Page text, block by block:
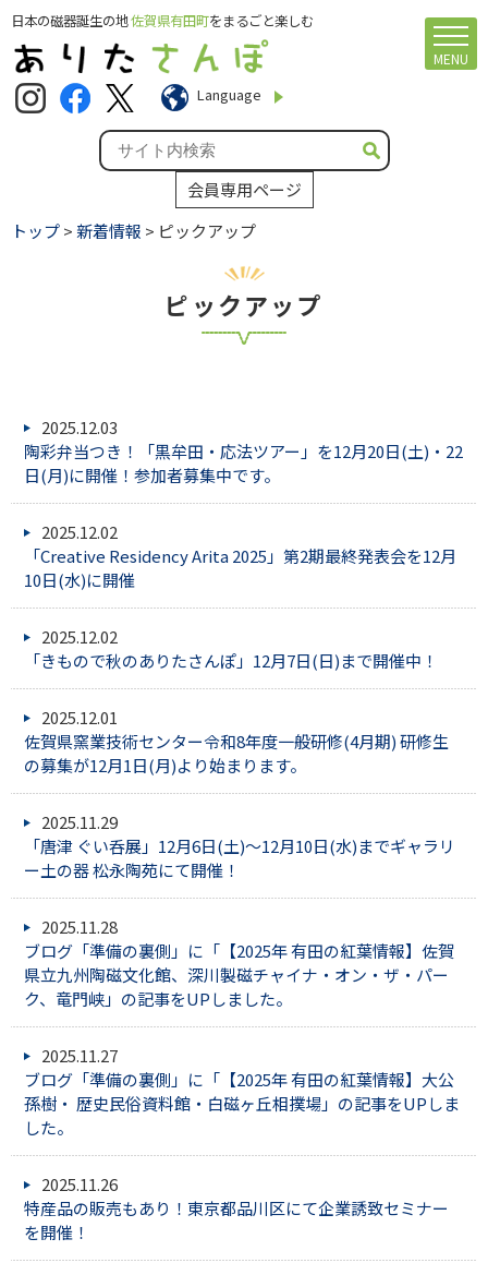
日本の磁器誕生の地佐賀県有田町をまるごと楽しむ
Language
会員専用ページ
トップ> 新着情報 > ピックアップ
ピックアップ
2025.12.03
陶彩弁当つき！「黒牟田・応法ツアー」を12月20日(土)・22
日(月)に開催！参加者募集中です。
2025.12.02
「Creative Residency Arita 2025」第2期最終発表会を12月
10日(水)に開催
2025.12.02
「きもので秋のありたさんぽ」12月7日(日)まで開催中！
2025.12.01
佐賀県窯業技術センター令和8年度一般研修(4月期) 研修生
の募集が12月1日(月)より始まります。
2025.11.29
「唐津 ぐい呑展」12月6日(土)～12月10日(水)までギャラリ
ー土の器 松永陶苑にて開催！
2025.11.28
ブログ「準備の裏側」に「【2025年 有田の紅葉情報】佐賀
県立九州陶磁文化館、深川製磁チャイナ・オン・ザ・パー
ク、竜門峡」の記事をUPしました。
2025.11.27
ブログ「準備の裏側」に「【2025年 有田の紅葉情報】大公
孫樹・ 歴史民俗資料館・白磁ヶ丘相撲場」の記事をUPしま
した。
2025.11.26
特産品の販売もあり！東京都品川区にて企業誘致セミナー
を開催！
MENU